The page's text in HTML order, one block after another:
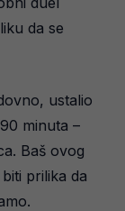
da se
ustalio
minuta –
Baš ovog
prilika da